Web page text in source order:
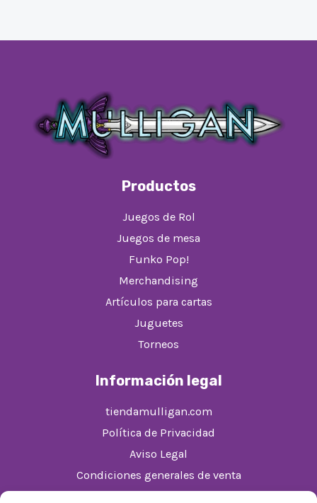
Productos
Juegos de Rol
Juegos de mesa
Funko Pop!
Merchandising
Artículos para cartas
Juguetes
Torneos
Información legal
tiendamulligan.com
Política de Privacidad
Aviso Legal
Condiciones generales de venta